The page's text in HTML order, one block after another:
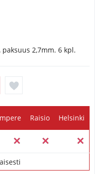
2,7mm. 6 kpl.
Raisio Helsinki